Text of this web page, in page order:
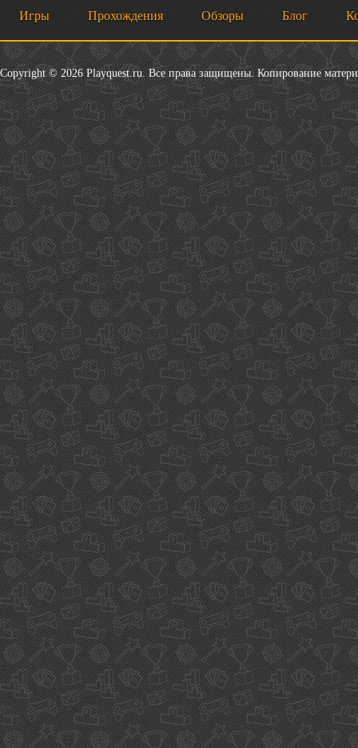
Игры Прохождения Обзоры Блог
Copyright © 2026 Playquest.ru. Все права защищены. Копирование